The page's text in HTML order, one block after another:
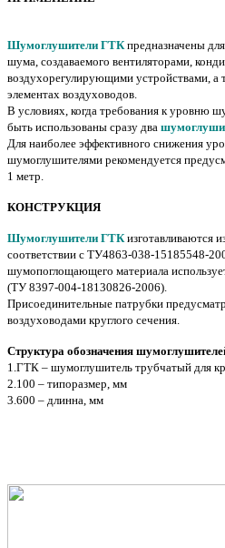
Шумоглушители ГТК предназначены
шума, создаваемого вентиляторами,
воздухорегулирующими устройствами,
элементах воздуховодов.
В условиях, когда требования к уровню
быть использованы сразу два
Для наиболее эффективного снижения
шумоглушителями рекомендуется
1 метр.
КОНСТРУКЦИЯ
Шумоглушители ГТК изготавливаются
соответствии с ТУ4863-038-15185548-
шумопоглощающего материала
(ТУ 8397-004-18130826-2006).
Присоединительные патрубки
воздуховодами круглого сечения.
Структура обозначения
1.ГТК – шумоглушитель трубчатый для
2.100 – типоразмер, мм
3.600 – длинна, мм